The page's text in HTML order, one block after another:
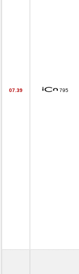
07.39 795